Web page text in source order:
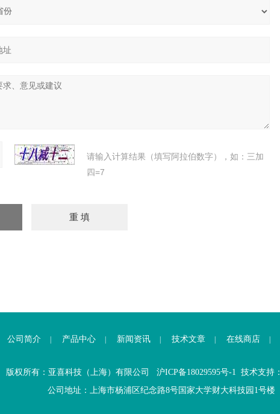
请输入计算结果（填写阿拉伯数字），如：三加
四=7
公司简介 产品中心 新闻资讯 技术文章 在线商店
版权所有：亚喜科技（上海）有限公司 沪ICP备18029595号-1 技术支持：
公司地址：上海市杨浦区纪念路8号国家大学财大科技园1号楼